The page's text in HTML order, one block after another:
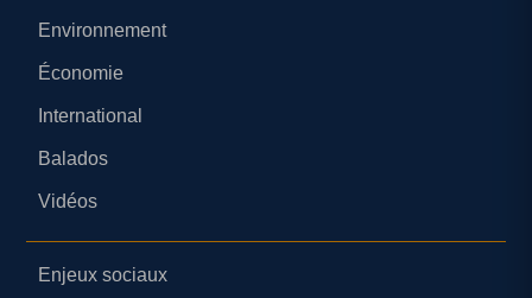
Environnement
Économie
International
Balados
Vidéos
Enjeux sociaux